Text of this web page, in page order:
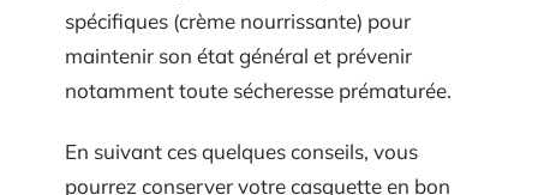
spécifiques (crème nourrissante) pour
maintenir son état général et prévenir
notamment toute sécheresse prématurée.
En suivant ces quelques conseils, vous
pourrez conserver votre casquette en bon